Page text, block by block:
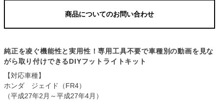
商品についてのお問い合わせ
純正を凌ぐ機能性と実用性！専用工具不要で車種別の動画を見な
がら取り付けできるDIYフットライトキット
【対応車種】
ホンダ ジェイド（FR4）
（平成27年2月～平成27年4月）